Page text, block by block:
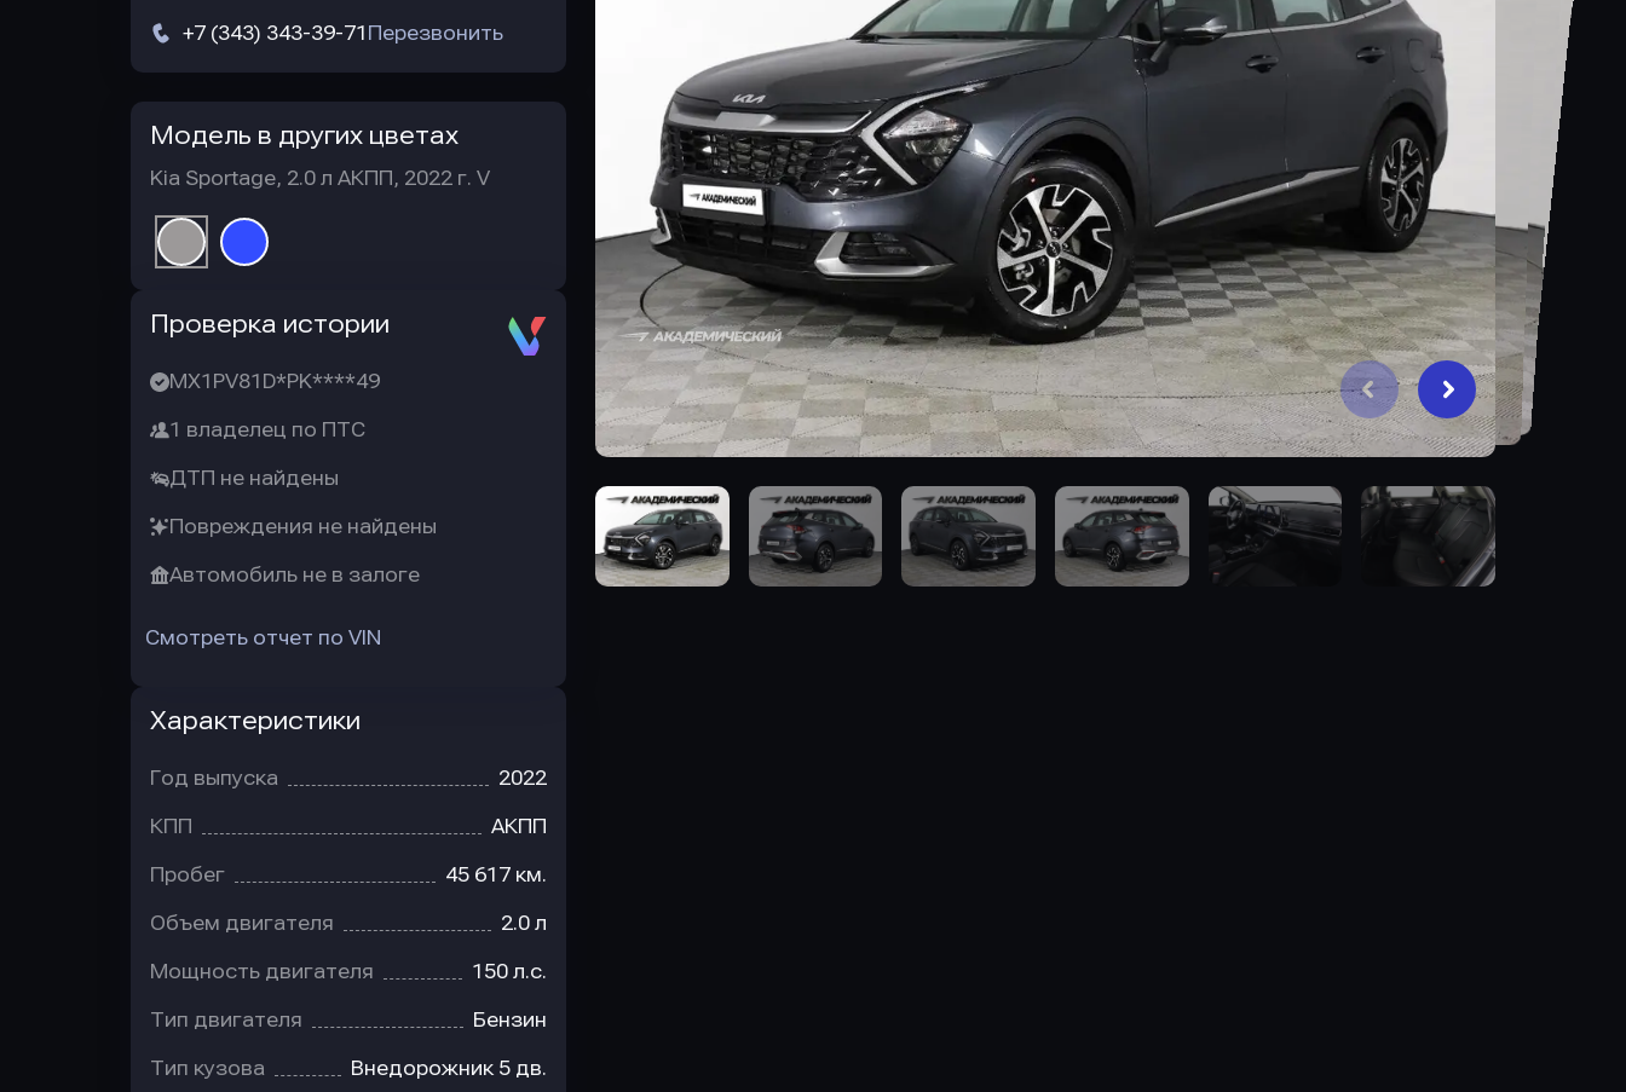
+7 (343) 343-39-71 Перезвонить
Модель в других цветах
Kia Sportage, 2.0 л АКПП, 2022 г. V
Проверка истории
MX1PV81D*PK****49
1 владелец по ПТС
ДТП не найдены
Повреждения не найдены
Автомобиль не в залоге
Смотреть отчет по VIN
Характеристики
Год выпуска 2022
КПП АКПП
Пробег 45 617 км.
Объем двигателя 2.0 л
Мощность двигателя 150 л.с.
Тип двигателя Бензин
Тип кузова Внедорожник 5 дв.